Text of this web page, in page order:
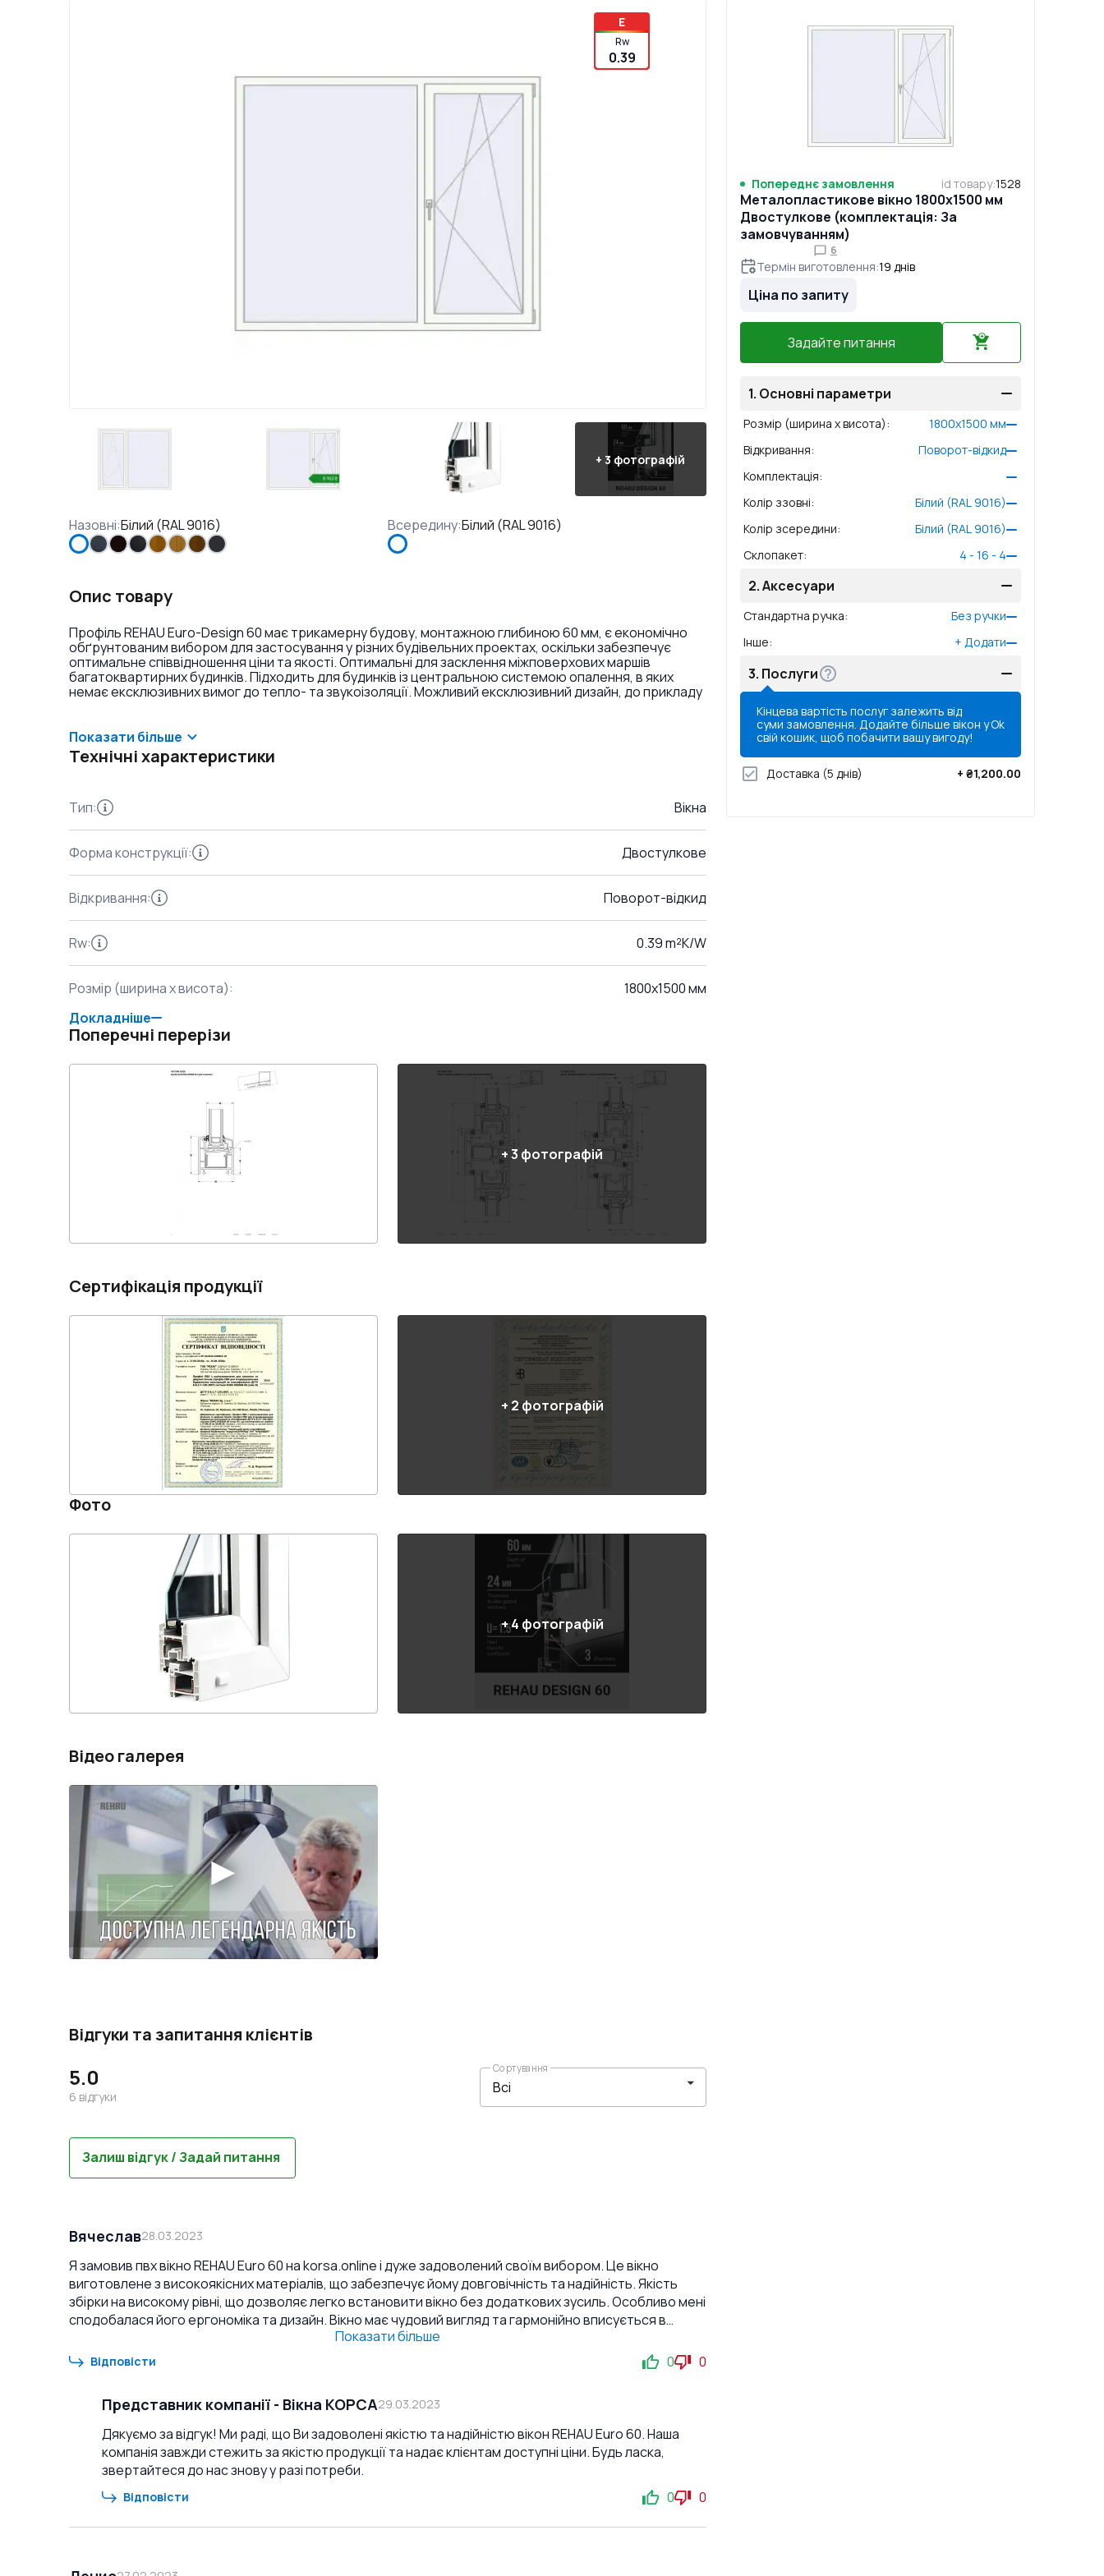
E
Rw
0.39
+3 фотографій
Назовні:Білий (RAL 9016) Всередину:Білий (RAL 9016)
Опис товару
Профіль REHAU Euro-Design 60 має трикамерну будову, монтажною глибиною 60 мм, є економічно
обґрунтованим вибором для застосування у різних будівельних проектах, оскільки забезпечує
оптимальне співвідношення ціни та якості. Оптимальні для засклення міжповерхових маршів
багатоквартирних будинків. Підходить для будинків із центральною системою опалення, в яких
немає ексклюзивних вимог до тепло- та звукоізоляції. Можливий ексклюзивний дизайн, до прикладу
Показати більше
Технічні характеристики
Тип: Вікна
Форма конструкції: Двостулкове
Відкривання: Поворот-відкид
Rw: 0.39 m²K/W
Розмір (ширина x висота):
1800x1500 мм
Докладніше
Поперечні перерізи
+3 фотографій
Сертифікація продукції
+2 фотографій
Фото
+4 фотографій
Відео галерея
Відгуки та запитання клієнтів
5.0
6 відгуки
Сортування
Залиш відгук / Задай питання
Вячеслав28.03.2023
Я замовив пвх вікно REHAU Euro 60 на korsa.online і дуже задоволений своїм вибором. Це вікно
виготовлене з високоякісних матеріалів, що забезпечує йому довговічність та надійність. Якість
збірки на високому рівні, що дозволяє легко встановити вікно без додаткових зусиль. Особливо мені
сподобалася його ергономіка та дизайн. Вікно має чудовий вигляд та гармонійно вписується в
інтер'єр будинку. Крім того, воно добре зберігає тепло та зменшує шум з вулиці. Я рекомендую це
вікно всім, хто шукає якісний та надійний продукт за доступною ціною. Я впевнений, що ви будете
задоволені своїм вибором, як і я.
Показати більше
Відповісти 0 0
Представник компанії - Вікна КОРСА29.03.2023
Дякуємо за відгук! Ми раді, що Ви задоволені якістю та надійністю вікон REHAU Euro 60. Наша
компанія завжди стежить за якістю продукції та надає клієнтам доступні ціни. Будь ласка,
звертайтеся до нас знову у разі потреби.
Відповісти 0 0
Попереднє замовлення id товару:1528
Металопластикове вікно 1800x1500 мм
Двостулкове (комплектація: За
замовчуванням)
6
Термін виготовлення:19 днів
Ціна по запиту
Задайте питання
1. Основні параметри
Розмір (ширина x висота): 1800x1500 мм
Відкривання:
Поворот-відкид
Комплектація:
Колір ззовні:
Білий (RAL 9016)
Колір зсередини:
Білий (RAL 9016)
Склопакет: 4 - 16 - 4
2.Аксесуари
Стандартна ручка:
Без ручки
Інше: + Додати
3. Послуги
Кінцева вартість послуг залежить від
суми замовлення. Додайте більше вікон у
свій кошик, щоб побачити вашу вигоду!
Ok
Доставка (5 днів) + ₴1,200.00